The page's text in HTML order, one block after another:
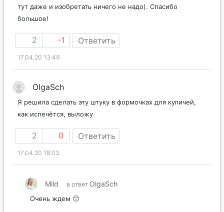
тут даже и изобретать ничего не надо). Спасибо
большое!
2 -1 Ответить
17.04.20 13:49
OlgaSch
Я решила сделать эту штуку в формочках для куличей,
как испечётся, выложу
2 0 Ответить
17.04.20 18:03
Mild в ответ OlgaSch
Очень ждем 🙂